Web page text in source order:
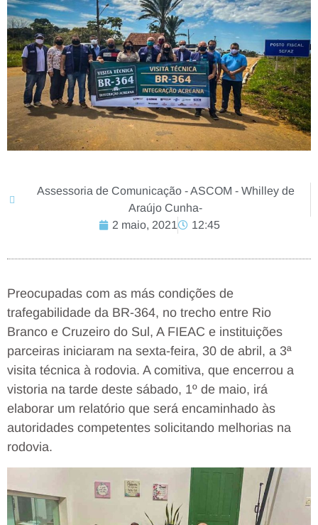
Assessoria de Comunicação - ASCOM - Whilley de
Araújo Cunha-
2 maio, 2021
12:45
Preocupadas com as más condições de
trafegabilidade da BR-364, no trecho entre Rio
Branco e Cruzeiro do Sul, A FIEAC e instituições
parceiras iniciaram na sexta-feira, 30 de abril, a 3ª
visita técnica à rodovia. A comitiva, que encerrou a
vistoria na tarde deste sábado, 1º de maio, irá
elaborar um relatório que será encaminhado às
autoridades competentes solicitando melhorias na
rodovia.